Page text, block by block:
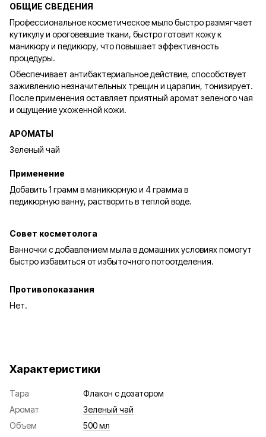
ОБЩИЕ СВЕДЕНИЯ
Профессиональное косметическое мыло быстро размягчает
кутикулу и ороговевшие ткани, быстро готовит кожу к
маникюру и педикюру, что повышает эффективность
процедуры.
Обеспечивает антибактериальное действие, способствует
заживлению незначительных трещин и царапин, тонизирует.
После применения оставляет приятный аромат зеленого чая
и ощущение ухоженной кожи.
АРОМАТЫ
Зеленый чай
Применение
Добавить 1 грамм в маникюрную и 4 грамма в
педикюрную ванну, растворить в теплой воде.
Совет косметолога
Ванночки с добавлением мыла в домашних условиях помогут
быстро избавиться от избыточного потоотделения.
Противопоказания
Нет.
Характеристики
Тара
Флакон с дозатором
Аромат
Зеленый чай
Объем
500 мл